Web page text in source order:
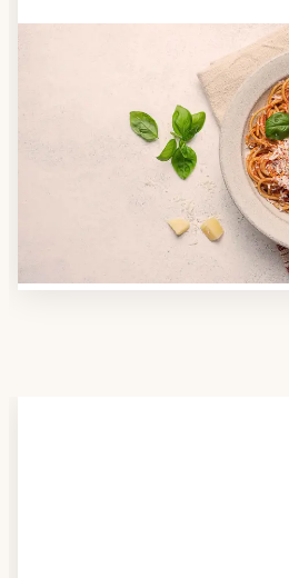
Anbieter finden
Nutzen Sie unsere große
um herauszufinden, welche
Region gibt und welcher am
Verschaffen Sie sich auch
Essen auf Rädern-Kosten.